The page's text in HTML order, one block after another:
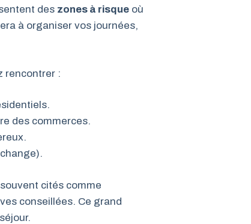
des zones à risque où
à organiser vos journées,
rencontrer :
des commerces.
cités comme
conseillées. Ce grand